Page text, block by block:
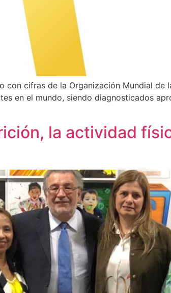
con cifras de la Organización Mundial de
en el mundo, siendo diagnosticados
la actividad